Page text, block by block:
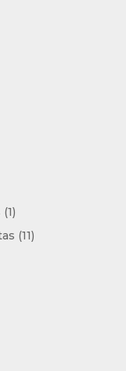
11
producto
1111